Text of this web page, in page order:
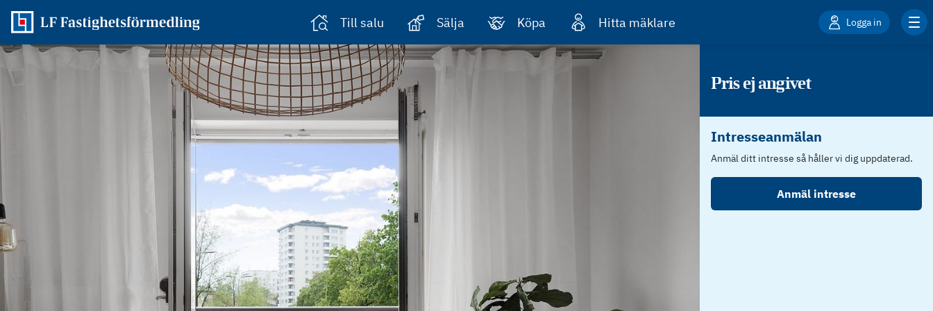
Till salu Sälja Köpa Hitta mäklare Logga in
Pris ej angivet
Intresseanmälan
Anmäl ditt intresse så håller vi dig uppdaterad.
Anmäl intresse